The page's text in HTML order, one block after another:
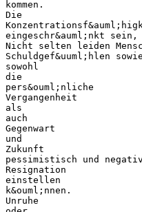
kommen.
Die
eingeschr&auml;nkt sein,
Nicht selten leiden
Schuldgef&uuml;hlen
sowohl
die
pers&ouml;nliche
Vergangenheit
als
auch
Gegenwart
und
Zukunft
pessimistisch und
Resignation
einstellen
k&ouml;nnen.
Unruhe